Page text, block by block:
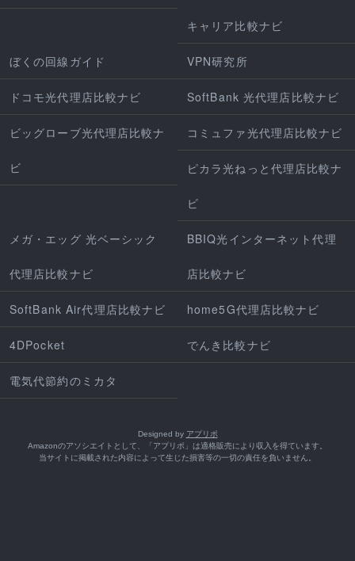
キャリア比較ナビ
ぼくの回線ガイド VPN研究所
ドコモ光代理店比較ナビ SoftBank 光代理店比較ナビ
ビッグローブ光代理店比較ナ
ビ
コミュファ光代理店比較ナビ
ピカラ光ねっと代理店比較ナ
ビ
メガ・エッグ 光ベーシック
代理店比較ナビ
BBIQ光インターネット代理
店比較ナビ
SoftBank Air代理店比較ナビ home5G代理店比較ナビ
4DPocket でんき比較ナビ
電気代節約のミカタ
Designed by アプリポ
Amazonのアソシエイトとして、「アプリポ」は適格販売により収入を得ています。
当サイトに掲載された内容によって生じた損害等の一切の責任を負いません。